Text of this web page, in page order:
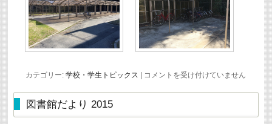
カテゴリー: 学校・学生トピックス
学
寮
転
コメントを受け付けていません
図書館だより 2015